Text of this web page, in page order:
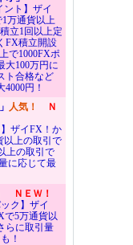
ント】ザイ
万通貨以上
立1回以上定
FX積立開設
で1000FXポ
大100万円に
ト合格など
円！
人気！
Ｎ
】ザイFX！か
以上の取引で
上の取引で
に応じて最
ＮＥＷ！
ク】ザイ
で5万通貨以
らに取引量
！